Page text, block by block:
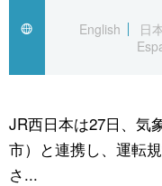
国際
文化
アーカイブ
Japan Data
動画/Live
スポーツ・東京2020
English
日
JR西日本は27日、気
市）と連携し、運転
さ...